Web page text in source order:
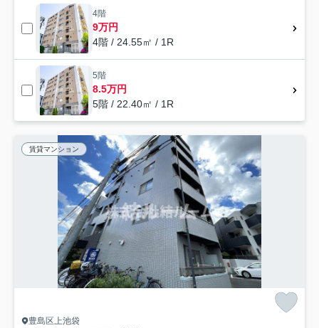
4階
9万円
4階 / 24.55㎡ / 1R
5階
8.5万円
5階 / 22.40㎡ / 1R
賃貸マンション
豊島区上池袋